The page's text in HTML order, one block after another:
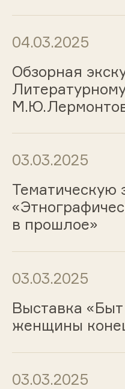
04.03.2025
Обзорная
03.03.2025
Тематическую
в прошлое»
03.03.2025
Выставка «Быт
женщины
03.03.2025